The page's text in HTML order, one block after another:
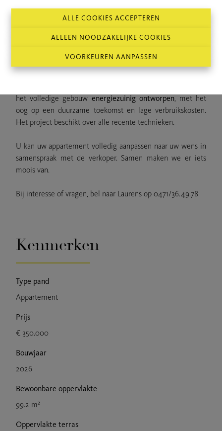
ALLE COOKIES ACCEPTEREN
ALLEEN NOODZAKELIJKE COOKIES
VOORKEUREN AANPASSEN
bovengrondse staanplaatsenbeschikbaar, naar uw
Er is ook voldoende ruimte gemaakt voor
Het project wordt gerealiseerd door een
projectontwikkelaar, die bekend staat om zijnkwalitatieve
het volledige gebouw energiezuinig ontworpen, met het
oog op een duurzame toekomst en lage verbruikskosten.
Het project beschikt over alle recente technieken.
U kan uw appartement volledig aanpassen naar uw wens in
samenspraak met de verkoper. Samen maken we er iets
moois van.
Bij interesse of vragen, bel naar Laurens op 0471/36.49.78
Kenmerken
Type pand
Appartement
Prijs
€ 350.000
Bouwjaar
2026
Bewoonbare oppervlakte
99.2 m²
Oppervlakte terras